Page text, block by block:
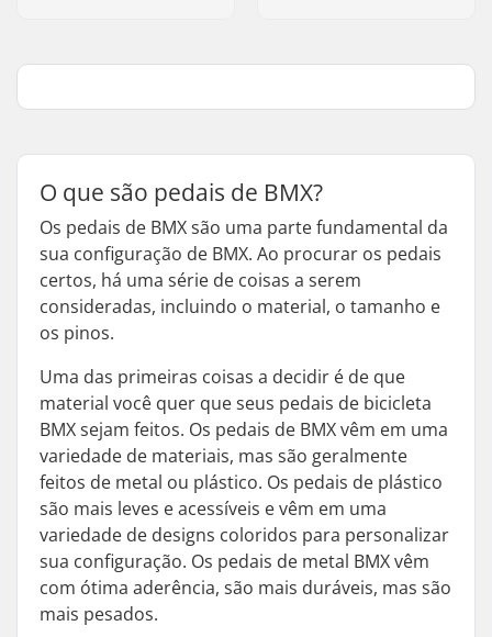
O que são pedais de BMX?
Os pedais de BMX são uma parte fundamental da
sua configuração de BMX. Ao procurar os pedais
certos, há uma série de coisas a serem
consideradas, incluindo o material, o tamanho e
os pinos.
Uma das primeiras coisas a decidir é de que
material você quer que seus pedais de bicicleta
BMX sejam feitos. Os pedais de BMX vêm em uma
variedade de materiais, mas são geralmente
feitos de metal ou plástico. Os pedais de plástico
são mais leves e acessíveis e vêm em uma
variedade de designs coloridos para personalizar
sua configuração. Os pedais de metal BMX vêm
com ótima aderência, são mais duráveis, mas são
mais pesados.